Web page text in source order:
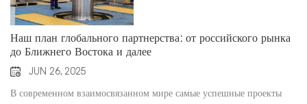
Наш план глобального партнерства: от российского рынка
до Ближнего Востока и далее
JUN 26, 2025
В современном взаимосвязанном мире самые успешные проекты